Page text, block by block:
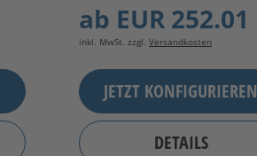
ab EUR 252.01
inkl. MwSt. zzgl. Versandkosten
JETZT KONFIGURIEREN
DETAILS